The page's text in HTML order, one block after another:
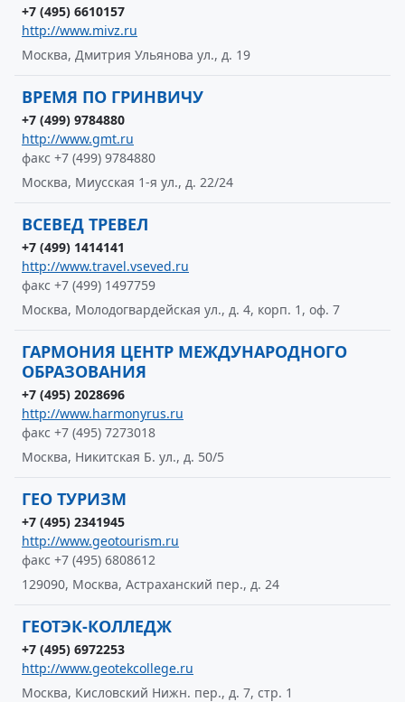
+7 (495) 6610157
http://www.mivz.ru
Москва, Дмитрия Ульянова ул., д. 19
ВРЕМЯ ПО ГРИНВИЧУ
+7 (499) 9784880
http://www.gmt.ru
факс +7 (499) 9784880
Москва, Миусская 1-я ул., д. 22/24
ВСЕВЕД ТРЕВЕЛ
+7 (499) 1414141
http://www.travel.vseved.ru
факс +7 (499) 1497759
Москва, Молодогвардейская ул., д. 4, корп. 1, оф. 7
ГАРМОНИЯ ЦЕНТР МЕЖДУНАРОДНОГО
ОБРАЗОВАНИЯ
+7 (495) 2028696
http://www.harmonyrus.ru
факс +7 (495) 7273018
Москва, Никитская Б. ул., д. 50/5
ГЕО ТУРИЗМ
+7 (495) 2341945
http://www.geotourism.ru
факс +7 (495) 6808612
129090, Москва, Астраханский пер., д. 24
ГЕОТЭК-КОЛЛЕДЖ
+7 (495) 6972253
http://www.geotekcollege.ru
Москва, Кисловский Нижн. пер., д. 7, стр. 1